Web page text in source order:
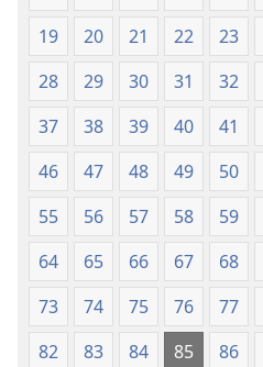
19
20 21 22 23
28
29 30 31 32
37
38 39 40 41
46
47 48 49 50
55
56 57 58 59
64
65 66 67 68
73
74 75 76 77
82
83 84 85 86